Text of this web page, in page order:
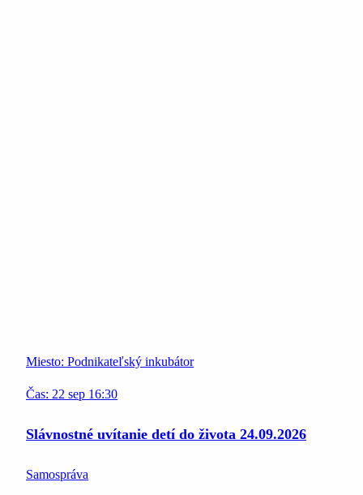
Miesto: Podnikateľský inkubátor
Čas: 22 sep 16:30
Slávnostné uvítanie detí do života 24.09.2026
Samospráva